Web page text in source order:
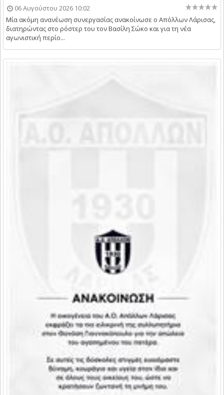
06 Αυγούστου 2026 10:02
Μία ακόμη ανανέωση συνεργασίας ανακοίνωσε ο Απόλλων Λάρισας,
διατηρώντας στο ρόστερ του τον Βασίλη Σώκο και για τη νέα
αγωνιστική περίο...